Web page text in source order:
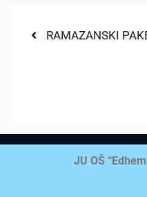
RAMAZANSKI
JU OŠ